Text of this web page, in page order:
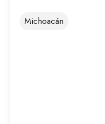
Michoacán